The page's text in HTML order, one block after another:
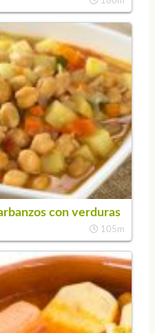
con verduras
105m